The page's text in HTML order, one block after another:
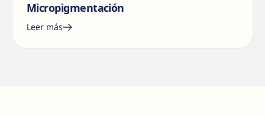
Micropigmentación
Leer más